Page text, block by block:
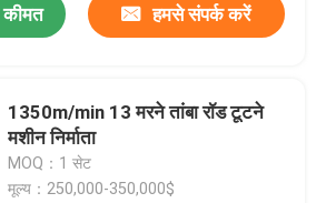
हमसे संपर्क करें
1350m/min 13 मरने तांबा रॉड टूटने
मशीन निर्माता
MOQ：1 सेट
मूल्य：250,000-350,000$